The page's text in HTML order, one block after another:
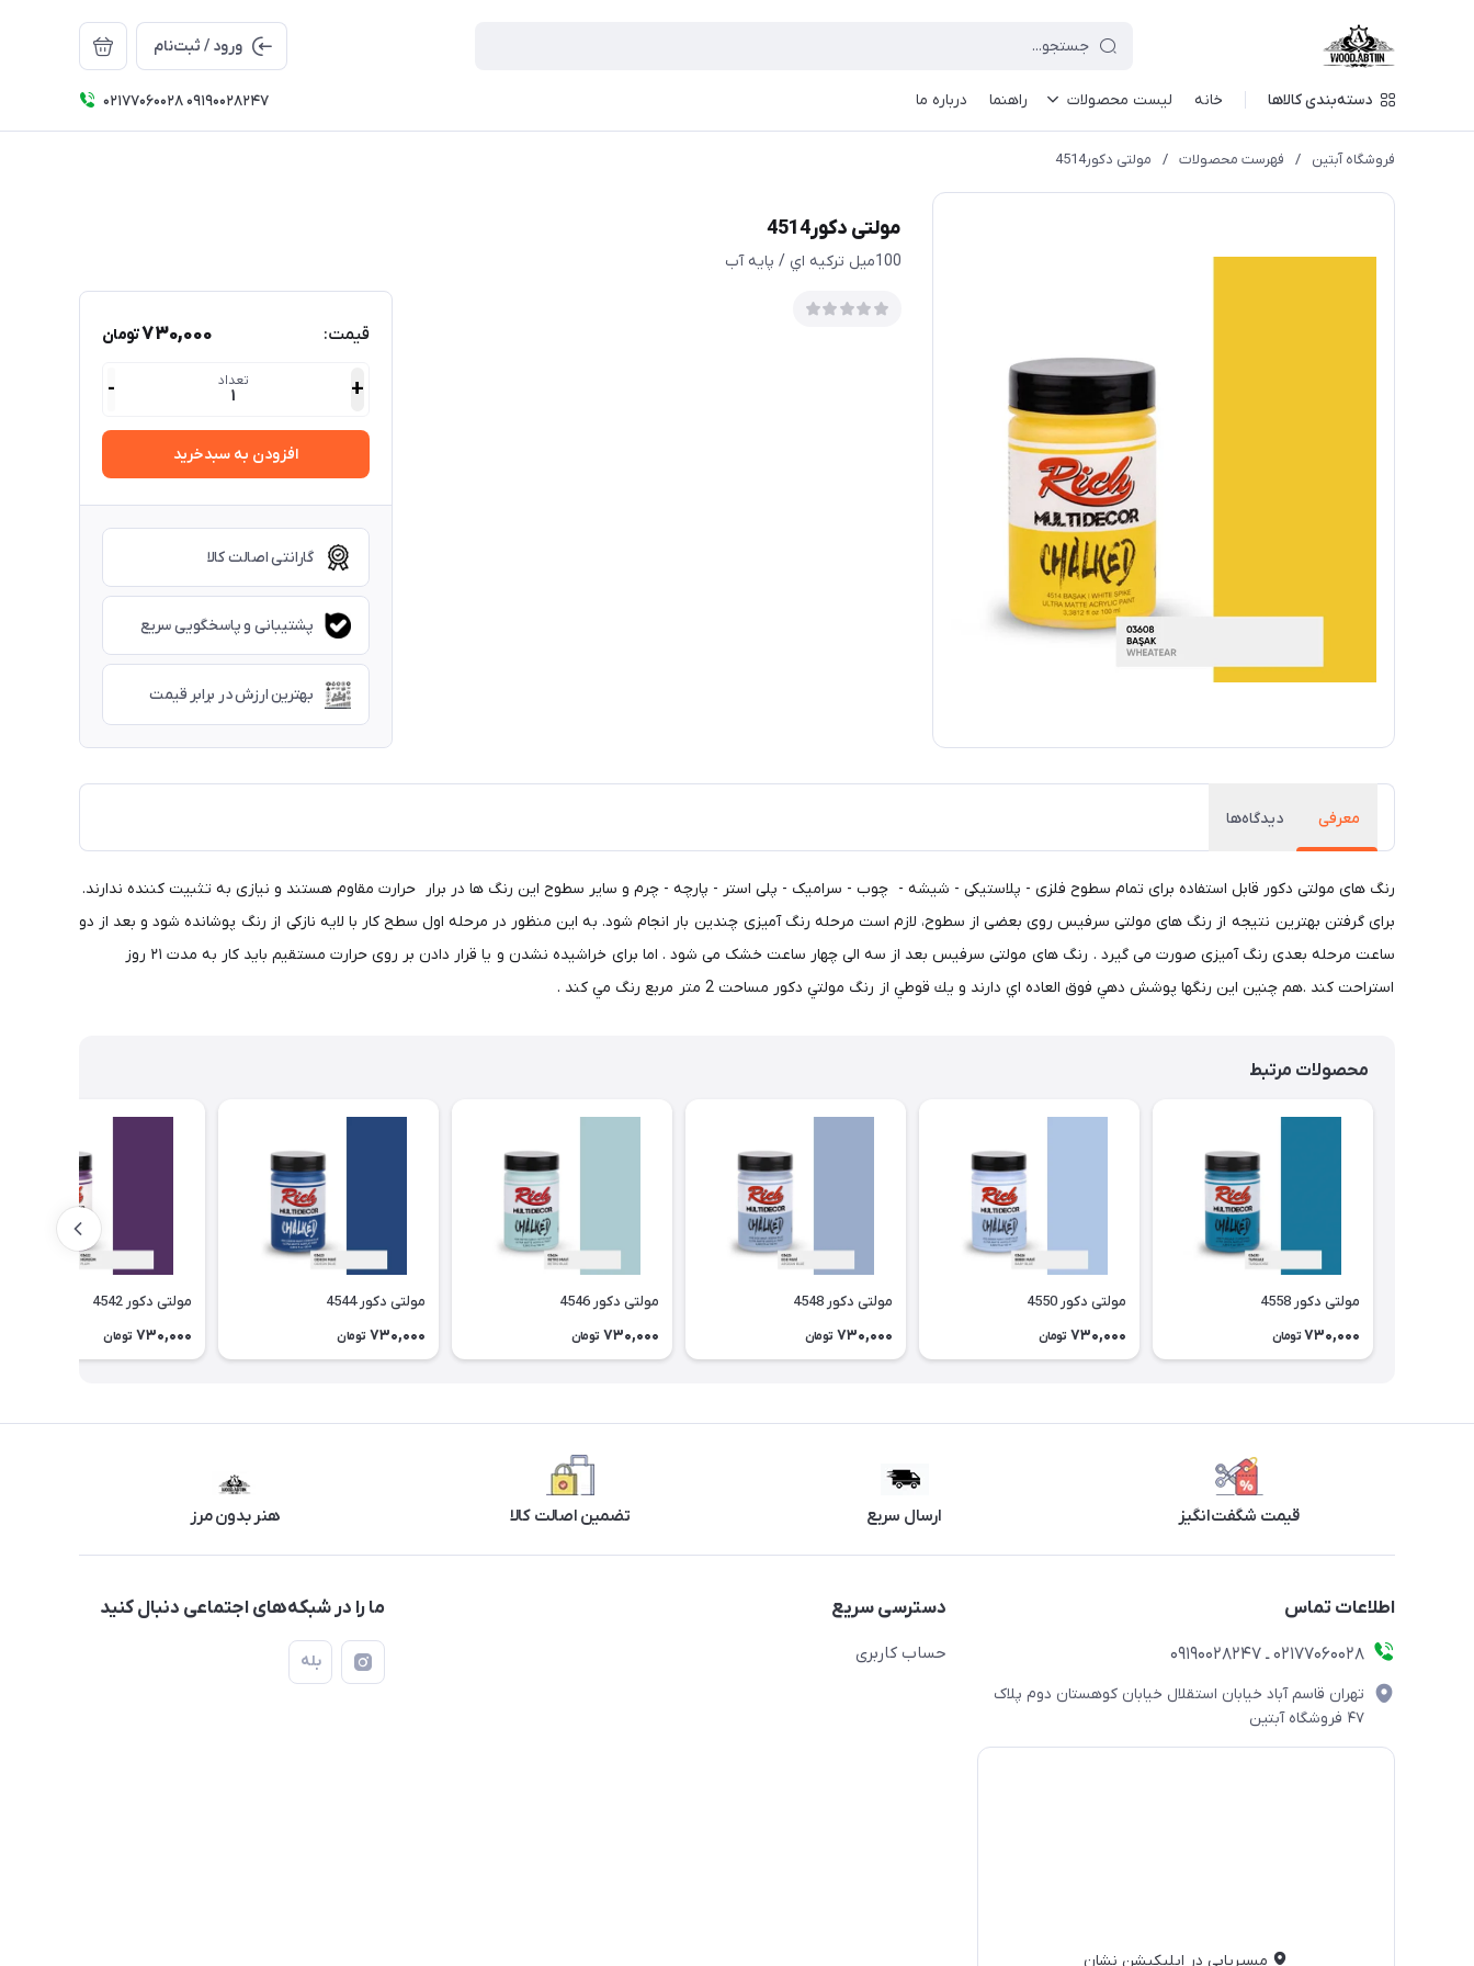
ورود / ثبت‌نام
دسته‌بندی کالاها خانه لیست محصولات راهنما درباره ما ۰۲۱۷۷۰۶۰۰۲۸ ۰۹۱۹۰۰۲۸۲۴۷
فروشگاه آبتین / فهرست محصولات / مولتی دکور4514
مولتی دکور4514
100ميل تركيه اي / پايه آب
قیمت: 730,000تومان
+ تعداد
1
-
افزودن به سبدخرید
گارانتی اصالت کالا
پشتیبانی و پاسخگویی سریع
بهترین ارزش در برابر قیمت
معرفی دیدگاه‌ها
رنگ های مولتی دكور قابل استفاده برای تمام سطوح فلزی - پلاستیکی - شیشه - چوب - سرامیک - پلی استر - پارچه - چرم و سایر سطوح این رنگ ها در برار حرارت مقاوم هستند و نیازی به تثبیت کننده ندارند.
برای گرفتن بهترین نتیجه از رنگ های مولتی سرفیس روی بعضی از سطوح، لازم است مرحله رنگ آمیزی چندین بار انجام شود. به این منظور در مرحله اول سطح کار با لایه نازکی از رنگ پوشانده شود و بعد از دو
ساعت مرحله بعدی رنگ آمیزی صورت می گیرد . رنگ های مولتی سرفیس بعد از سه الی چهار ساعت خشک می شود . اما برای خراشیده نشدن و یا قرار دادن بر روی حرارت مستقیم باید کار به مدت ۲۱ روز
استراحت کند .هم چنين اين رنگها پوشش دهي فوق العاده اي دارند و يك قوطي از رنگ مولتي دكور مساحت 2 متر مربع رنگ مي كند .
محصولات مرتبط
مولتی دکور 4558
730,000 تومان
مولتی دکور 4550
730,000 تومان
مولتی دکور 4548
730,000 تومان
مولتی دکور 4546
730,000 تومان
مولتی دکور 4544
730,000 تومان
مولتی دکور 4542
730,000 تومان
قیمت شگفت‌انگیز ارسال سریع تضمین اصالت کالا هنر بدون مرز
اطلاعات تماس
۰۲۱۷۷۰۶۰۰۲۸ ـ ۰۹۱۹۰۰۲۸۲۴۷
تهران قاسم آباد خیابان استقلال خیابان کوهستان دوم پلاک
۴۷ فروشگاه آبتین
مسیریابی در اپلیکیشن نشان
دسترسی سریع
حساب کاربری
ما را در شبکه‌های اجتماعی دنبال کنید
بله